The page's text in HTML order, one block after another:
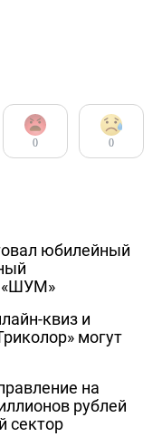
0 0
юбилейный
«ШУМ»
квиз и
могут
на
рублей
сектор